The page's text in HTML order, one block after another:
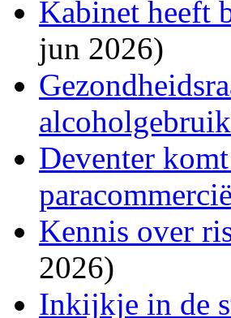
Kabinet heeft
jun 2026)
Deventer
Kennis over
2026)
Inkijkje in de